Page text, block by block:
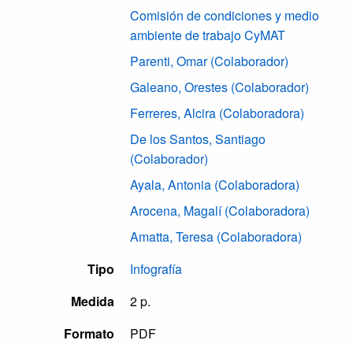
Comisión de condiciones y medio
ambiente de trabajo CyMAT
Parenti, Omar (Colaborador)
Galeano, Orestes (Colaborador)
Ferreres, Alcira (Colaboradora)
De los Santos, Santiago
(Colaborador)
Ayala, Antonia (Colaboradora)
Arocena, Magalí (Colaboradora)
Amatta, Teresa (Colaboradora)
Tipo
Infografía
Medida
2 p.
Formato
PDF